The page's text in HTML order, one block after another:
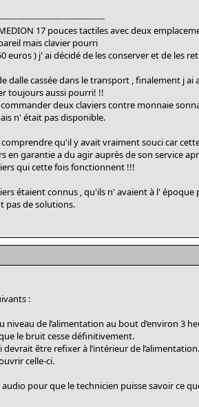
17 pouces tactiles avec deux
mais clavier pourri
) j' ai décidé de les conserver et de les
dalle cassée dans le transport , finalement j ai
toujours aussi pourri! !!
deux claviers contre monnaie
n' était pas disponible.
qu'il y avait vraiment souci car
garantie a du agir auprès de son service
qui cette fois fonctionnent !!!
étaient connus , qu'ils n' avaient à l' époque
pas de solutions.
:
de l’alimentation au bout d’environ 3
le bruit cesse définitivement.
être refixer à l’intérieur de l’alimentation.
celle-ci.
pour que le technicien puisse savoir ce